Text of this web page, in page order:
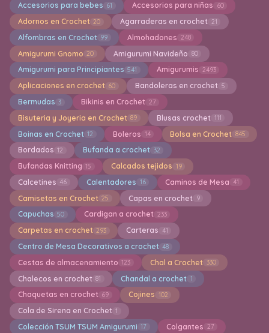
Accesorios para bebes 61 Accesorios para niñas 60
Adornos en Crochet 20 Agarraderas en crochet 21
Alfombras en Crochet 99 Almohadones 248
Amigurumi Gnomo 20 Amigurumi Navideño 80
Amigurumi para Principiantes 541 Amigurumis 2493
Aplicaciones en crochet 60 Bandoleras en crochet 5
Bermudas 3 Bikinis en Crochet 27
Bisuteria y Joyeria en Crochet 89 Blusas crochet 111
Boinas en Crochet 12 Boleros 14 Bolsa en Crochet 845
Bordados 12 Bufanda a crochet 32
Bufandas Knitting 15 Calcados tejidos 19
Calcetines 46 Calentadores 16 Caminos de Mesa 41
Camisetas en Crochet 25 Capas en crochet 9
Capuchas 50 Cardigan a crochet 233
Carpetas en crochet 293 Carteras 41
Centro de Mesa Decorativos a crochet 48
Cestas de almacenamiento 123 Chal a Crochet 330
Chalecos en crochet 81 Chandal a crochet 1
Chaquetas en crochet 69 Cojines 102
Cola de Sirena en Crochet 1
Colección TSUM TSUM Amigurumi 17 Colgantes 27